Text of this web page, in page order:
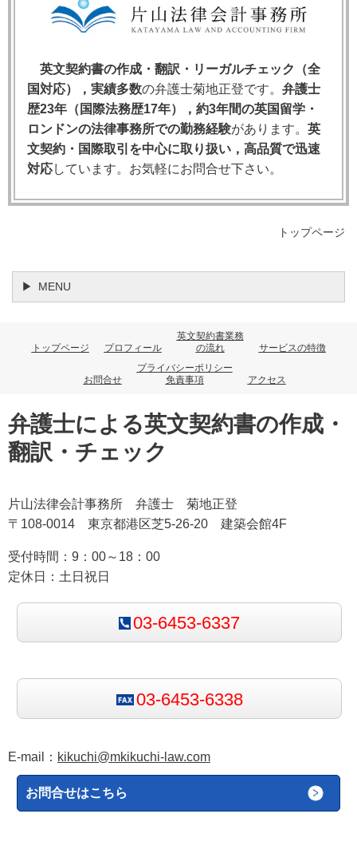
（Supremacy of EU Law）」と言います。
が存在する場合，国内法の適用を排除してEU法を優
先的に適用するという原則です。これはEU司法裁判
所（ECJ）の判例法（Costa v ENEL[1964]等）によっ
て確立され，その後各加盟国の法制度に組み込まれま
した。
2. Parliamentary Sovereignty（議会主
という独自の原則があります。これは，英国議会が最
無効化できないという原則です。
Parliamentary Sovereignty：英国議会は主権的
効化できない。
1972により，EU法（EU直接適用法令＝
Regulation）は英国内で直接効力を持ち，英国の
重大な例外によって制限を受けていた。
著名判例：R v Secretary of State for Transport, ex
parte Factortame Ltd[1990]（Factortame事件）
3. European Court of Justice（ECJ）と
Preliminary Rulings
英文契約書の作成・翻訳・リーガルチェック（全
国対応），実績多数の弁護士菊地正登です。 弁護士
歴23年（国際法務歴17年），約3年間の英国留学・
ロンドンの法律事務所での勤務経験があります。 英
文契約・国際取引を中心に取り扱い，高品質で迅速
対応しています。お気軽にお問合せ下さい。
トップページ
MENU
トップページ プロフィール
英文契約書業務
の流れ
サービスの特徴
お問合せ
プライバシーポリシー
免責事項
アクセス
弁護士による英文契約書の作成・
翻訳・チェック
片山法律会計事務所 弁護士 菊地正登
〒108-0014 東京都港区芝5-26-20 建築会館4F
受付時間：9：00～18：00
定休日：土日祝日
03-6453-6337
03-6453-6338
E-mail： kikuchi@mkikuchi-law.com
お問合せはこちら